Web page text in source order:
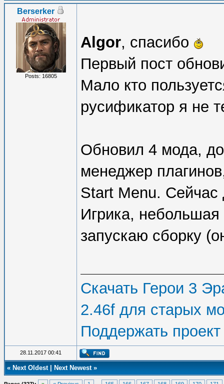
time you use
commands, a
95000+ range
inside
already has
existing
to get number
Unnamed
still working.
Example:
function which
script users
event.
Example:
Berserker
Posts: 16805
Algor, спасибо
Первый пост
Мало кто
русификатор я не
Обновил 4 мода,
менеджер
Start Menu. Сейчас
Игрика,
запускаю сборку
Скачать Герои 3
2.46f для старых
Поддержать проект
28.11.2017 00:41
« Next Oldest| Next Newest»